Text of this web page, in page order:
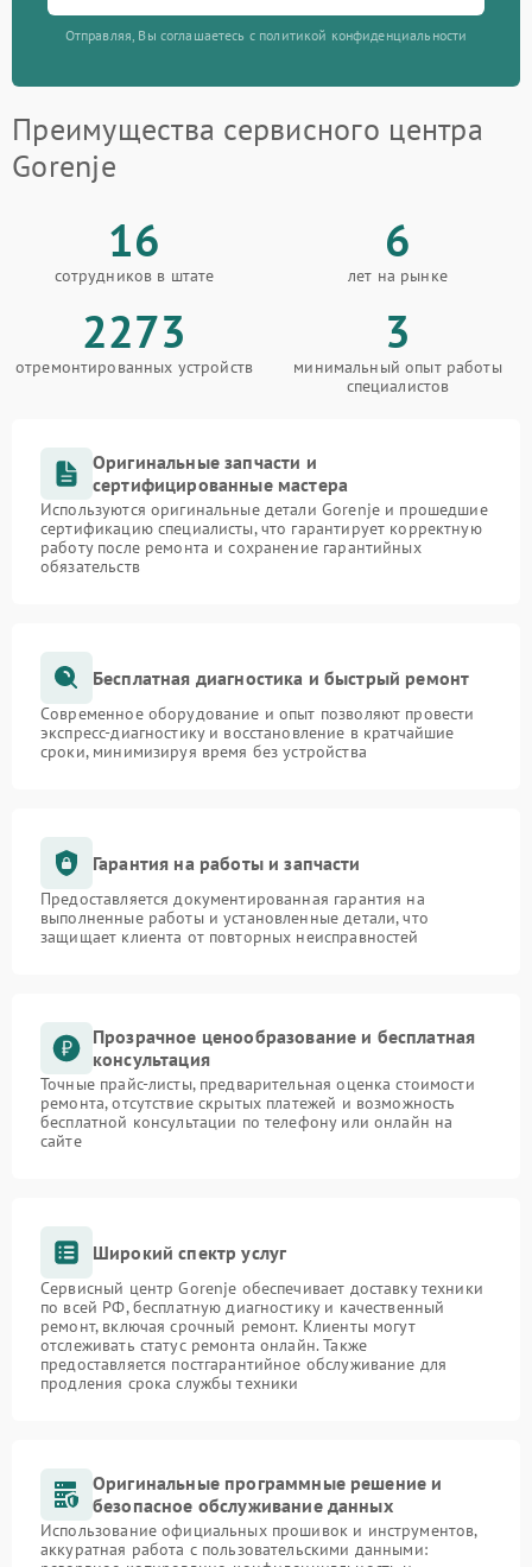
Отправляя, Вы соглашаетесь с политикой конфиденциальности
Преимущества сервисного центра
Gorenje
16
сотрудников в штате
6
лет на рынке
2273
отремонтированных устройств
3
минимальный опыт работы
специалистов
Оригинальные запчасти и
сертифицированные мастера
Используются оригинальные детали Gorenje и прошедшие
сертификацию специалисты, что гарантирует корректную
работу после ремонта и сохранение гарантийных
обязательств
Бесплатная диагностика и быстрый ремонт
Современное оборудование и опыт позволяют провести
экспресс-диагностику и восстановление в кратчайшие
сроки, минимизируя время без устройства
Гарантия на работы и запчасти
Предоставляется документированная гарантия на
выполненные работы и установленные детали, что
защищает клиента от повторных неисправностей
Прозрачное ценообразование и бесплатная
консультация
Точные прайс-листы, предварительная оценка стоимости
ремонта, отсутствие скрытых платежей и возможность
бесплатной консультации по телефону или онлайн на
сайте
Широкий спектр услуг
Сервисный центр Gorenje обеспечивает доставку техники
по всей РФ, бесплатную диагностику и качественный
ремонт, включая срочный ремонт. Клиенты могут
отслеживать статус ремонта онлайн. Также
предоставляется постгарантийное обслуживание для
продления срока службы техники
Оригинальные программные решение и
безопасное обслуживание данных
Использование официальных прошивок и инструментов,
аккуратная работа с пользовательскими данными: